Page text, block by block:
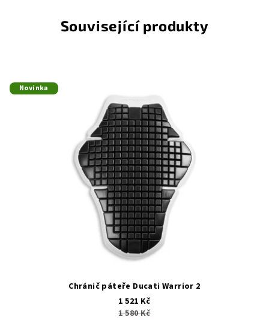
Související produkty
Novinka
Chránič páteře Ducati Warrior 2
1 521 Kč
1 580 Kč